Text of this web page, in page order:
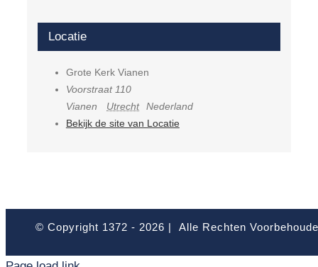
Locatie
Grote Kerk Vianen
Voorstraat 110
Vianen
Utrecht Nederland
Bekijk de site van Locatie
© Copyright 1372 - 2026 | Alle Rechten